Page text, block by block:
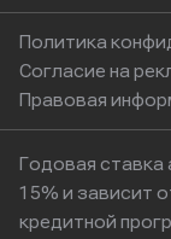
Политика
Согласие на
Правовая
Годовая ставка
15% и зависит
кредитной